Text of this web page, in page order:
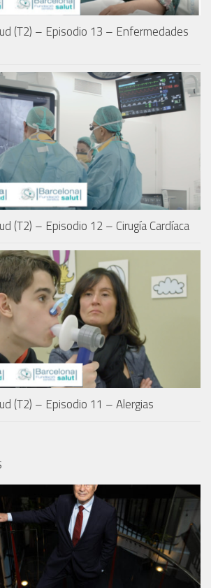
(T2) – Episodio 13 – Enfermedades
(T2) – Episodio 12 – Cirugía Cardíaca
(T2) – Episodio 11 – Alergias